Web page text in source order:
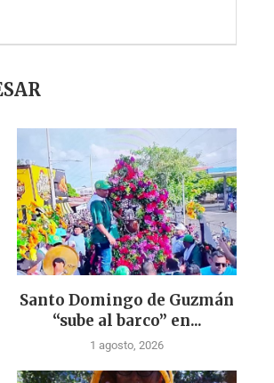
Santo Domingo de Guzmán
“sube al barco” en...
1 agosto, 2026